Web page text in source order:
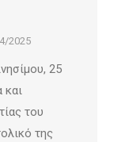
2025
25
και
του
της